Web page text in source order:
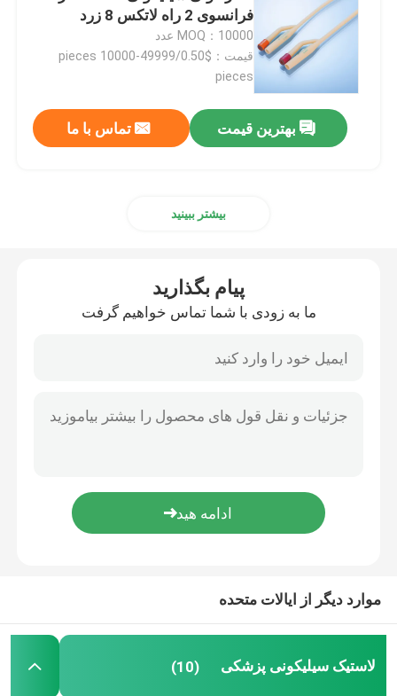
لوازم جانبی سرنگ
قطعات سرنگ از پیش پر شده
لوله سیلیکونی پزشکی
لوله تزریق
فرانسوی 2 راه لاتکس 8 زرد
MOQ：10000 عدد
قیمت：$0.50/pieces 10000-49999
pieces
بهترین قیمت تماس با ما
بیشتر ببینید
پیام بگذارید
ما به زودی با شما تماس خواهیم گرفت
موارد دیگر از ایالات متحده
لاستیک سیلیکونی پزشکی (10)